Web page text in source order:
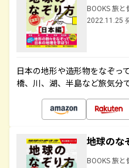
BOOKS 旅と
2022.11.25
日本の地形や造形物をなぞっ
橋、川、湖、半島など旅気分
地球の
BOOKS 旅と